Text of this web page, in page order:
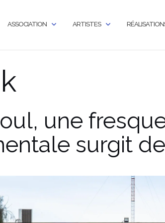
ASSOCIATION ARTISTES
une
surgit